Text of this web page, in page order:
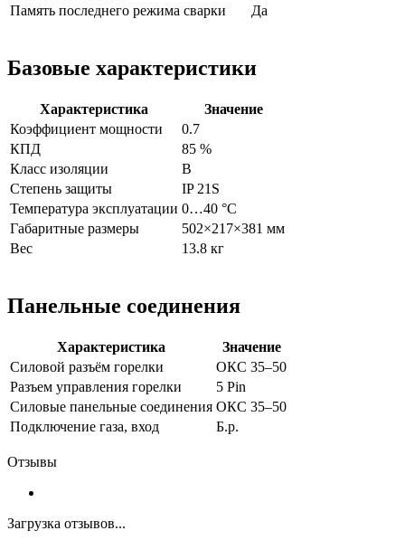
Память последнего режима сварки
Да
Базовые характеристики
Характеристика
Значение
Коэффициент мощности
0.7
КПД
85 %
Класс изоляции
B
Степень защиты
IP 21S
Температура эксплуатации 0…40 °C
Габаритные размеры
502×217×381 мм
Вес
13.8 кг
Панельные соединения
Характеристика
Значение
Силовой разъём горелки
ОКС 35–50
Разъем управления горелки
5 Pin
Силовые панельные соединения ОКС 35–50
Подключение газа, вход
Б.р.
Отзывы
Загрузка отзывов...